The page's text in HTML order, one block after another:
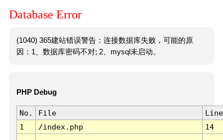
Database Error
(1040) 365建站错误警告：连接数据库失败，可能的原
因：1、数据库密码不对; 2、mysql未启动。
PHP Debug
No. File
Line
1
/index.php 14